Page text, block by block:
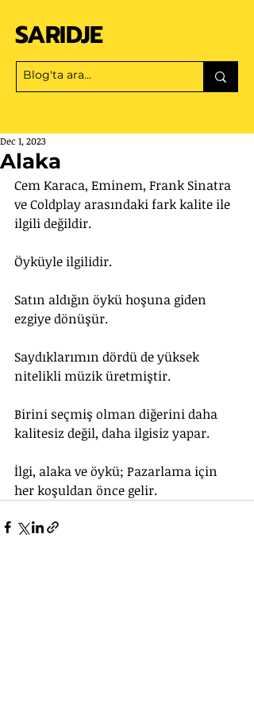
SARIDJE
Alaka
Dec 1, 2023
Cem Karaca, Eminem, Frank Sinatra
ve Coldplay arasındaki fark kalite ile
ilgili değildir.
Öyküyle ilgilidir.
Satın aldığın öykü hoşuna giden
ezgiye dönüşür.
Saydıklarımın dördü de yüksek
nitelikli müzik üretmiştir.
Birini seçmiş olman diğerini daha
kalitesiz değil, daha ilgisiz yapar.
İlgi, alaka ve öykü; Pazarlama için
her koşuldan önce gelir.